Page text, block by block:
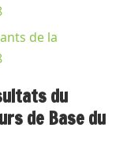
de la
du
de Base du